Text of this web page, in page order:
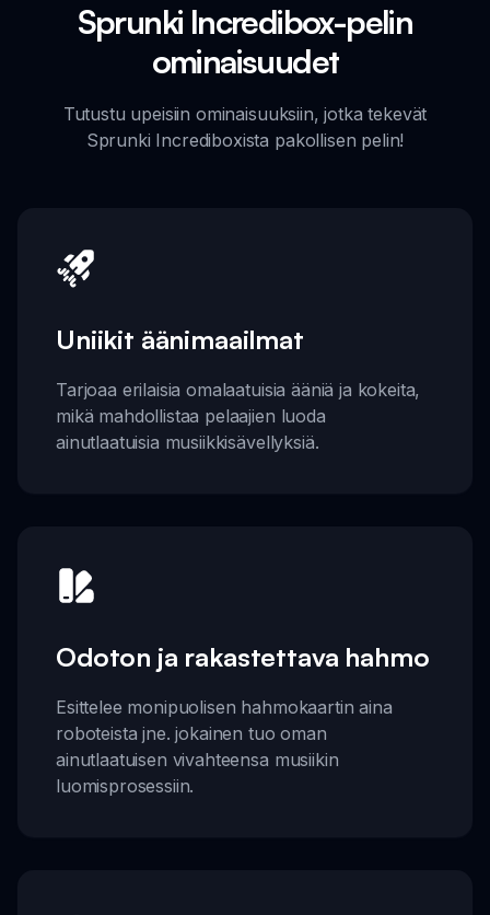
Sprunki Incredibox-pelin
ominaisuudet
Tutustu upeisiin ominaisuuksiin, jotka tekevät
Sprunki Incrediboxista pakollisen pelin!
Uniikit äänimaailmat
Tarjoaa erilaisia omalaatuisia ääniä ja kokeita,
mikä mahdollistaa pelaajien luoda
ainutlaatuisia musiikkisävellyksiä.
Odoton ja rakastettava hahmo
Esittelee monipuolisen hahmokaartin aina
roboteista jne. jokainen tuo oman
ainutlaatuisen vivahteensa musiikin
luomisprosessiin.